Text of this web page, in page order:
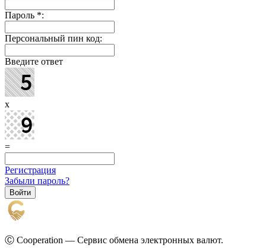
Пароль *:
Персональный пин код:
Введите ответ
x
=
Регистрация
Забыли пароль?
Ⓒ Cooperation — Сервис обмена электронных валют.